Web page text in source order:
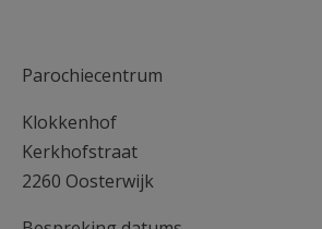
Parochiecentrum
Klokkenhof
Kerkhofstraat
2260 Oosterwijk